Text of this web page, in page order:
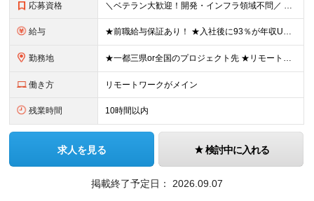
応募資格 ＼ベテラン大歓迎！開発・インフラ領域不問／ ■ITプロジェクトにおけるマネジメント経験、もしくはPM、PMOのご経験をお持ちの方 ■学歴不問 ～このような方にオススメです～ ・「人材育成・マネジメン
給与 ★前職給与保証あり！ ★入社後に93％が年収UPを実現 ★平均年収は【103万円UP】を実現 ★入社後年収最大【156万円UP】 ■月給40万円～90万円+昇給2回+賞与2回+各種手当 ＜スキル/
勤務地 ★一都三県or全国のプロジェクト先 ★リモート率85%＆フルリモート案件多数 ★転居を伴う転勤なし ★U・Iターンも歓迎！地方在住者の採用実績も多数あり ■本社 東京都渋谷区恵比寿西1-32-16
働き方 リモートワークがメイン
残業時間 10時間以内
求人を見る 検討中に入れる
掲載終了予定日： 2026.09.07